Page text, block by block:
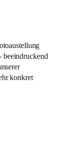
beeindruckend
konkret